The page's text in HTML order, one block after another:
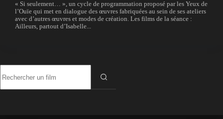
« Si seulement… », un cycle de programmation proposé par les Yeux de
l’Ouïe qui met en dialogue des œuvres fabriquées au sein de ses ateliers
avec d’autres œuvres et modes de création. Les films de la séance :
Ailleurs, partout d’Isabelle...
résultat